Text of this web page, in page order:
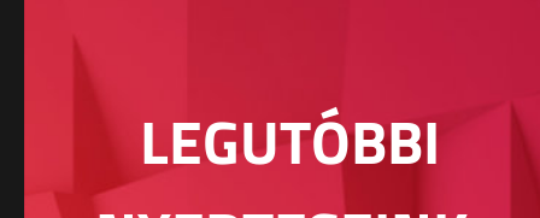
LEGUTÓBBI